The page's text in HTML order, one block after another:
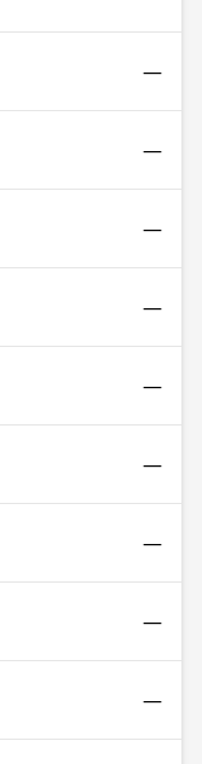
—
—
—
—
—
—
—
—
—